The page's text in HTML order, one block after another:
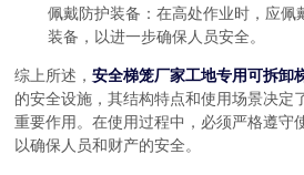
佩戴防护装备 ：在高处作业时，应
装备，以进一步确保人员安全。
综上所述，安全梯笼厂家工地专用可拆卸
的安全设施，其结构特点和使用场景决定
重要作用。在使用过程中，必须严格遵守
以确保人员和财产的安全。